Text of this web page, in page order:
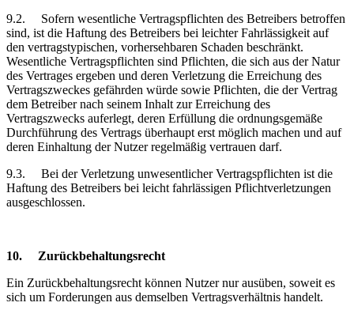
9.2.
Sofern wesentliche Vertragspflichten des Betreibers betroffen
sind, ist die Haftung des Betreibers bei leichter Fahrlässigkeit auf
den vertragstypischen, vorhersehbaren Schaden beschränkt.
Wesentliche Vertragspflichten sind Pflichten, die sich aus der Natur
des Vertrages ergeben und deren Verletzung die Erreichung des
Vertragszweckes gefährden würde sowie Pflichten, die der Vertrag
dem Betreiber nach seinem Inhalt zur Erreichung des
Vertragszwecks auferlegt, deren Erfüllung die ordnungsgemäße
Durchführung des Vertrags überhaupt erst möglich machen und auf
deren Einhaltung der Nutzer regelmäßig vertrauen darf.
9.3.
Bei der Verletzung unwesentlicher Vertragspflichten ist die
Haftung des Betreibers bei leicht fahrlässigen Pflichtverletzungen
ausgeschlossen.
10.
Zurückbehaltungsrecht
Ein Zurückbehaltungsrecht können Nutzer nur ausüben, soweit es
sich um Forderungen aus demselben Vertragsverhältnis handelt.